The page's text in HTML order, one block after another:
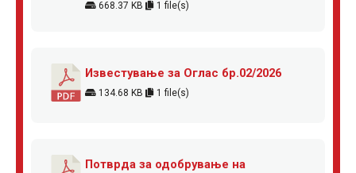
668.37 KB 1 file(s)
Известување за Оглас бр.02/2026
134.68 KB 1 file(s)
Потврда за одобрување на